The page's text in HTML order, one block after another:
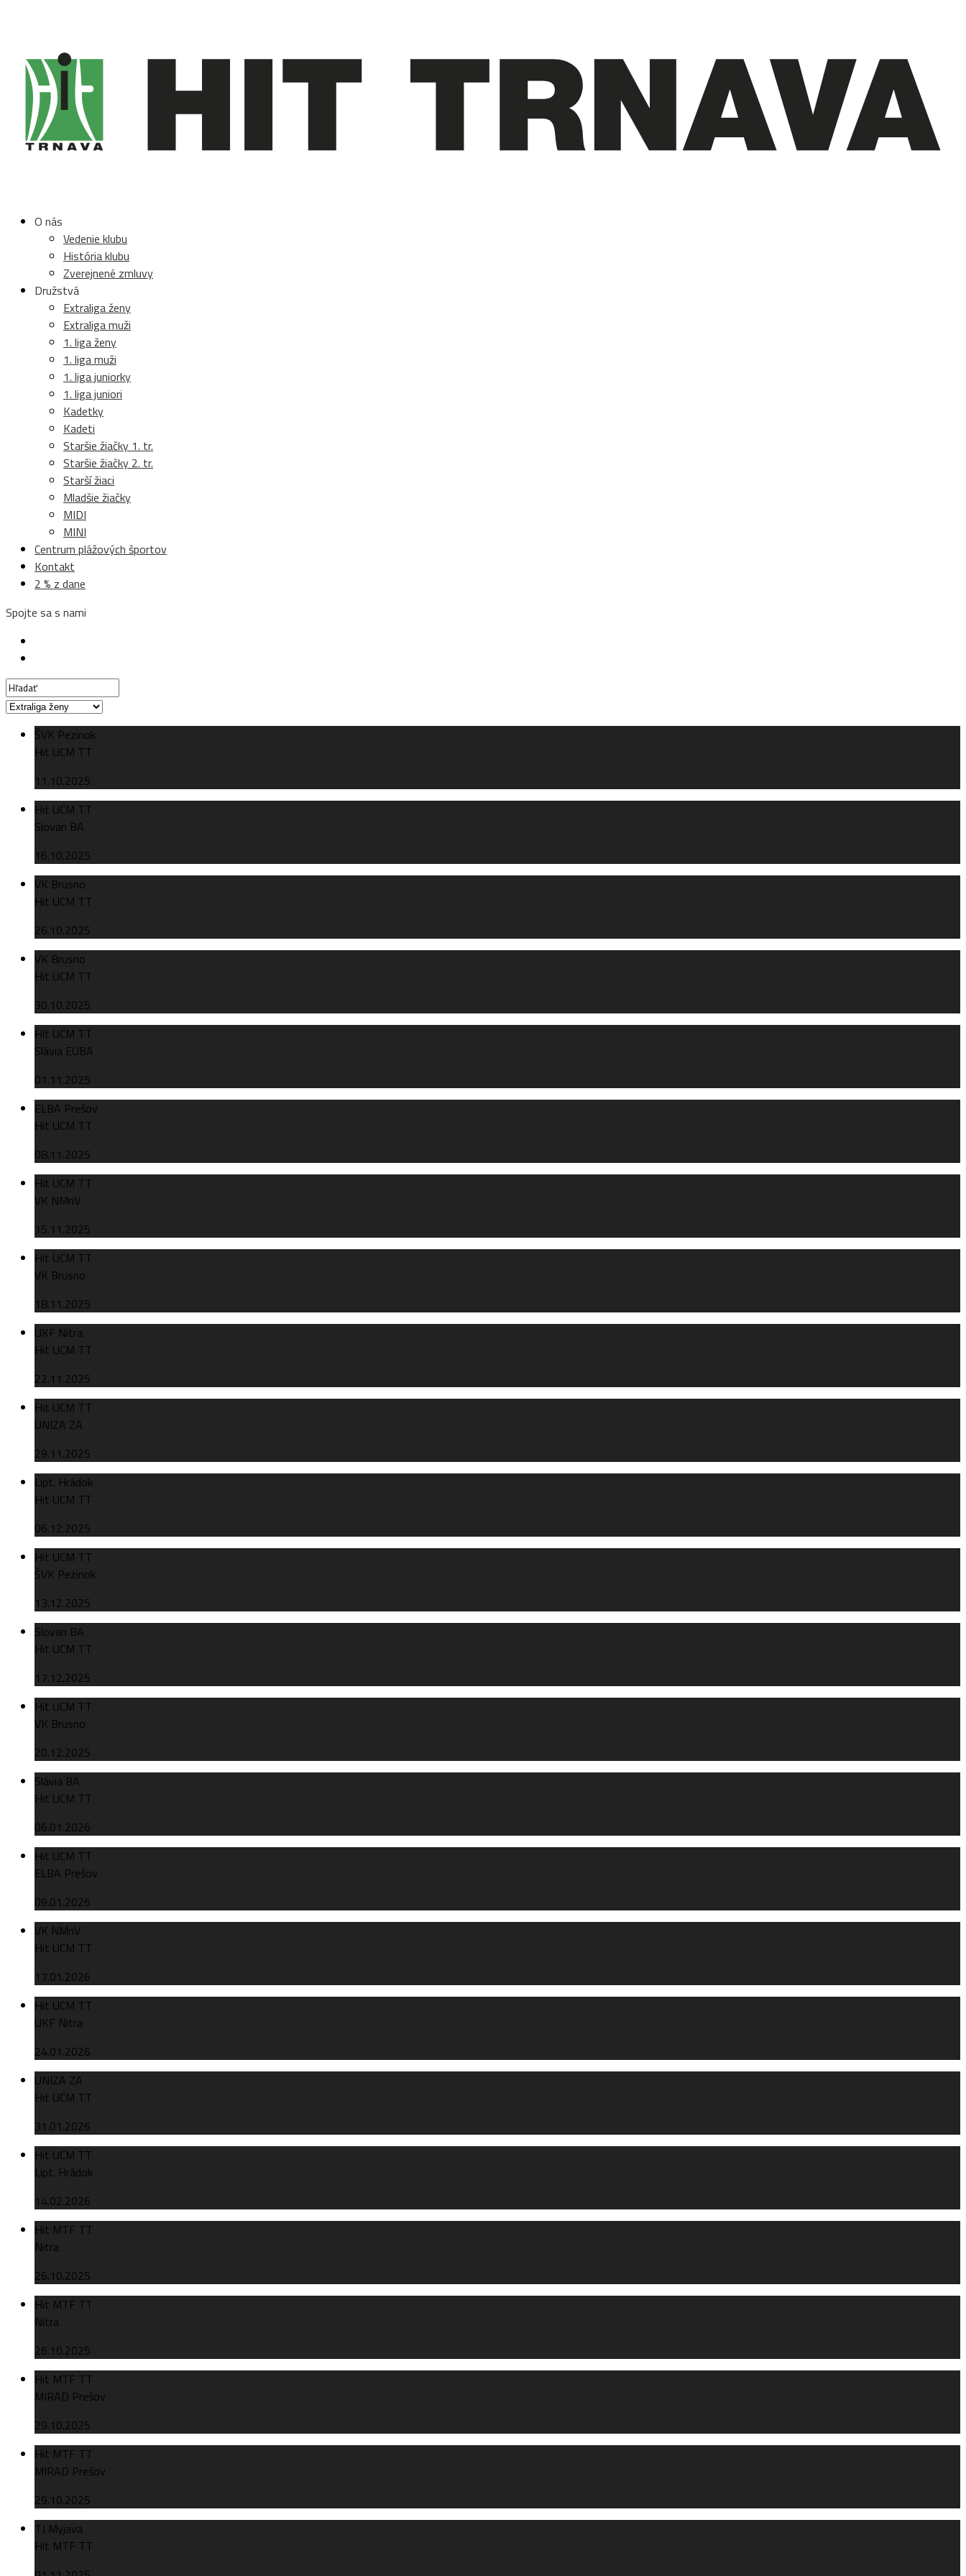
O nás
Vedenie klubu
História klubu
Zverejnené zmluvy
Družstvá
Extraliga ženy
Extraliga muži
1. liga ženy
1. liga muži
1. liga juniorky
1. liga juniori
Kadetky
Kadeti
Staršie žiačky 1. tr.
Staršie žiačky 2. tr.
Starší žiaci
Mladšie žiačky
MIDI
MINI
Centrum plážových športov
Kontakt
2 % z dane
Spojte sa s nami
ŠVK Pezinok
Hit UCM TT
11.10.2025
Hit UCM TT
Slovan BA
16.10.2025
VK Brusno
Hit UCM TT
26.10.2025
VK Brusno
Hit UCM TT
30.10.2025
Hit UCM TT
Slávia EUBA
01.11.2025
ELBA Prešov
Hit UCM TT
08.11.2025
Hit UCM TT
VK NMnV
15.11.2025
Hit UCM TT
VK Brusno
18.11.2025
UKF Nitra
Hit UCM TT
22.11.2025
Hit UCM TT
UNIZA ZA
29.11.2025
Lipt. Hrádok
Hit UCM TT
06.12.2025
Hit UCM TT
ŠVK Pezinok
13.12.2025
Slovan BA
Hit UCM TT
17.12.2025
Hit UCM TT
VK Brusno
20.12.2025
Slávia BA
Hit UCM TT
06.01.2026
Hit UCM TT
ELBA Prešov
09.01.2026
VK NMnV
Hit UCM TT
17.01.2026
Hit UCM TT
UKF Nitra
24.01.2026
UNIZA ZA
Hit UCM TT
31.01.2026
Hit UCM TT
Lipt. Hrádok
14.02.2026
Hit MTF TT
Nitra
26.10.2025
Hit MTF TT
Nitra
26.10.2025
Hit MTF TT
MIRAD Prešov
29.10.2025
Hit MTF TT
MIRAD Prešov
29.10.2025
TJ Myjava
Hit MTF TT